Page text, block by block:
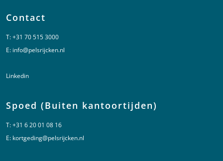
Contact
T:+31 70 515 3000
E: info@pelsrijcken.nl
Linkedin
Spoed (Buiten kantoortijden)
T:+31 6 20 01 08 16
E: kortgeding@pelsrijcken.nl